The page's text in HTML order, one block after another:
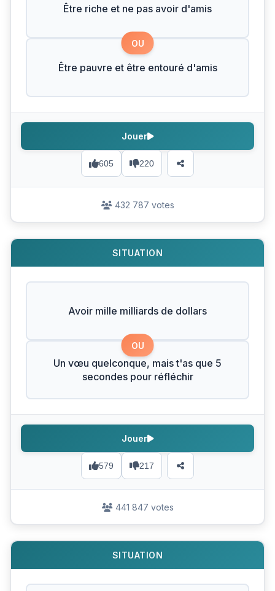
Être riche et ne pas avoir d'amis
OU
Être pauvre et être entouré d'amis
605 220
Jouer
432 787 votes
SITUATION
Avoir mille milliards de dollars
OU
Un vœu quelconque, mais t'as que 5
secondes pour réfléchir
579 217
Jouer
441 847 votes
SITUATION